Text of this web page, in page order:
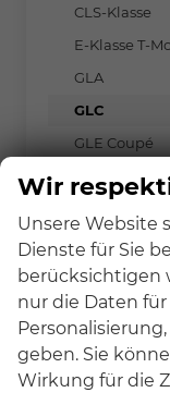
CLS-Klasse
E-Klasse T-
GLA
GLC
GLE Coupé
SLK-Klasse
V-Klasse
MG
MINI
Nissan
Wir
Unsere Website
Dienste für Sie
berücksichtigen
nur die Daten
geben. Sie
Wirkung für die